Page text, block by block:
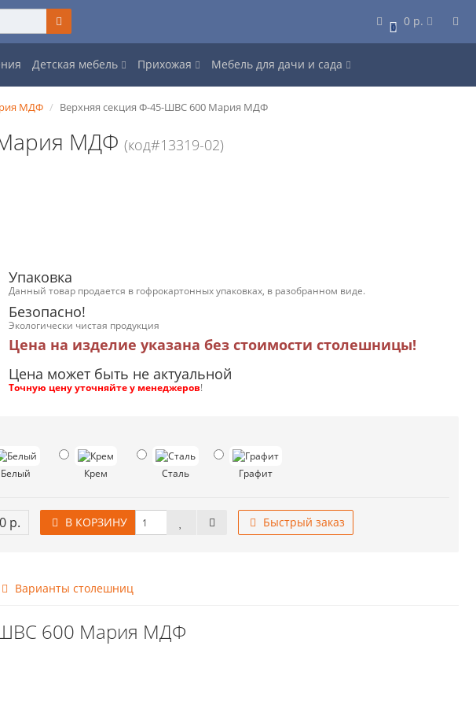
0 0 р.
Детская мебель Прихожая Мебель для дачи и сада
МДФ Верхняя секция Ф-45-ШВС 600 Мария МДФ
Мария МДФ(код#13319-02)
Упаковка
Данный товар продается в гофрокартонных упаковках, в разобранном виде.
Безопасно!
Экологически чистая продукция
Цена на изделие указана без стоимости столешницы!
Цена может быть не актуальной
Точную цену уточняйте у менеджеров!
Белый Крем Сталь Графит
р. В КОРЗИНУ Быстрый заказ
Варианты столешниц
ШВС 600 Мария МДФ